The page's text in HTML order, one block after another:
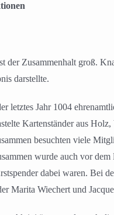
Zusammenhalt groß.
darstellte.
letztes Jahr 1004
Kartenständer aus
besuchten viele
wurde auch vor
dabei waren.
Marita Wiechert und